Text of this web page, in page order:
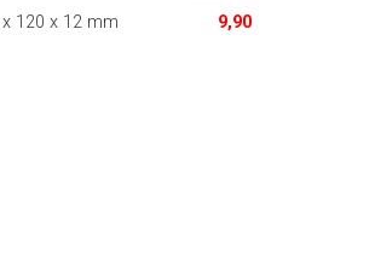
120 x 12 mm 9,90